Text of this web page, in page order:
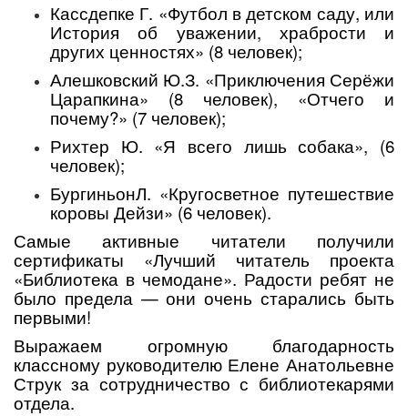
Кассдепке Г. «Футбол в детском саду, или
История об уважении, храбрости и
других ценностях» (8 человек);
Алешковский Ю.З. «Приключения Серёжи
Царапкина» (8 человек), «Отчего и
почему?» (7 человек);
Рихтер Ю. «Я всего лишь собака», (6
человек);
БургиньонЛ. «Кругосветное путешествие
коровы Дейзи» (6 человек).
Самые активные читатели получили
сертификаты «Лучший читатель проекта
«Библиотека в чемодане». Радости ребят не
было предела — они очень старались быть
первыми!
Выражаем огромную благодарность
классному руководителю Елене Анатольевне
Струк за сотрудничество с библиотекарями
отдела.